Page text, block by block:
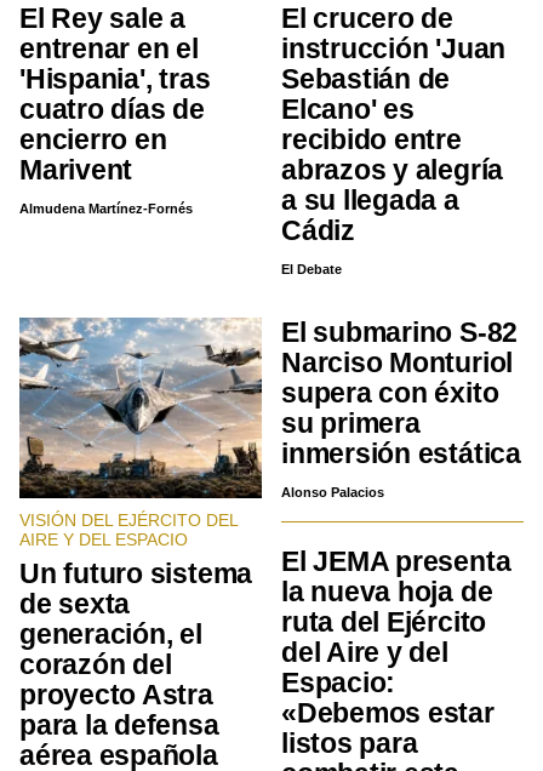
El Rey sale a
entrenar en el
'Hispania', tras
cuatro días de
encierro en
Marivent
Almudena Martínez-Fornés
El crucero de
instrucción 'Juan
Sebastián de
Elcano' es
recibido entre
abrazos y alegría
a su llegada a
Cádiz
El Debate
VISIÓN DEL EJÉRCITO DEL
AIRE Y DEL ESPACIO
Un futuro sistema
de sexta
generación, el
corazón del
proyecto Astra
para la defensa
aérea española
El submarino S-82
Narciso Monturiol
supera con éxito
su primera
inmersión estática
Alonso Palacios
El JEMA presenta
la nueva hoja de
ruta del Ejército
del Aire y del
Espacio:
«Debemos estar
listos para